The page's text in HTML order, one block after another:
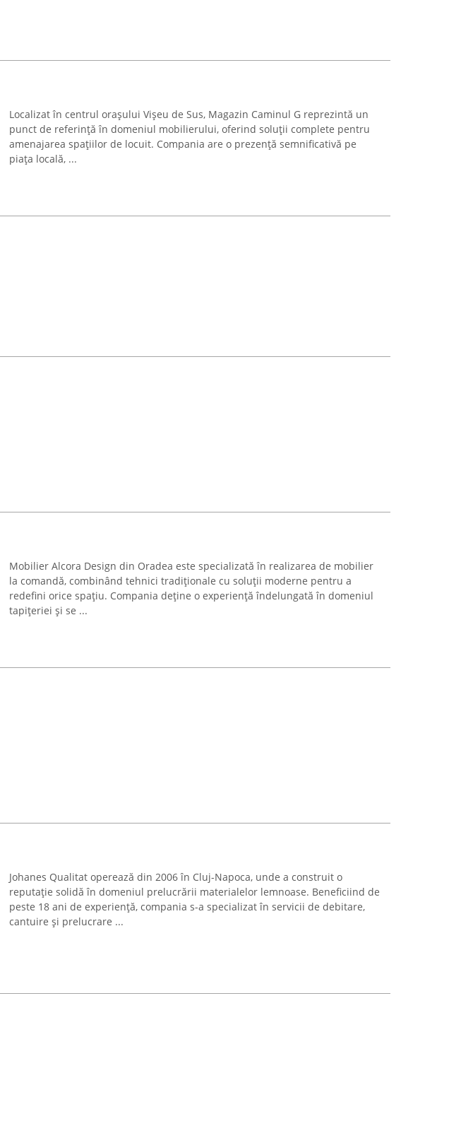
Localizat în centrul orașului Vișeu de Sus, Magazin Caminul G reprezintă un
punct de referință în domeniul mobilierului, oferind soluții complete pentru
amenajarea spațiilor de locuit. Compania are o prezență semnificativă pe
piața locală, ...
Mobilier Alcora Design din Oradea este specializată în realizarea de mobilier
la comandă, combinând tehnici tradiționale cu soluții moderne pentru a
redefini orice spațiu. Compania deține o experiență îndelungată în domeniul
tapițeriei și se ...
Johanes Qualitat operează din 2006 în Cluj-Napoca, unde a construit o
reputație solidă în domeniul prelucrării materialelor lemnoase. Beneficiind de
peste 18 ani de experiență, compania s-a specializat în servicii de debitare,
cantuire și prelucrare ...